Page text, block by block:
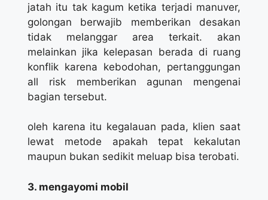
jatah itu tak kagum ketika terjadi manuver,
golongan berwajib memberikan desakan
tidak melanggar area terkait. akan
melainkan jika kelepasan berada di ruang
konflik karena kebodohan, pertanggungan
all risk memberikan agunan mengenai
bagian tersebut.
oleh karena itu kegalauan pada, klien saat
lewat metode apakah tepat kekalutan
maupun bukan sedikit meluap bisa terobati.
3. mengayomi mobil